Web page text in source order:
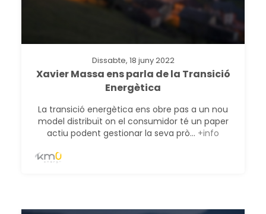
Dissabte, 18 juny 2022
Xavier Massa ens parla de la Transició
Energètica
La transició energètica ens obre pas a un nou
model distribuït on el consumidor té un paper
actiu podent gestionar la seva prò... +info